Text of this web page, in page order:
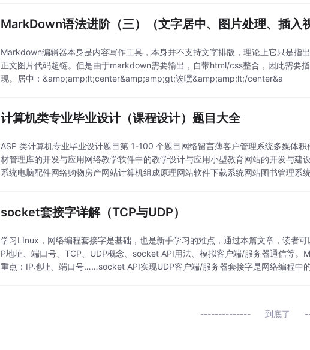
MarkDown语法进阶（三）（文字居中、图片处理、插入
Markdown编辑器本身是内容写作工具，本身并不支持文字排版，理论上它只是指
正文图片代码超链。但是由于markdown需要输出，自带html/css整合，因此需要
现。居中：&amp;amp;lt;center&amp;amp;gt;诶嘿&amp;amp;lt;/center&a
计算机类专业毕业设计（课程设计）题目大全
ASP 类计算机专业毕业设计题目第 1-100 个题目网络留言薄客户管理系统多媒体
材管理库的开发与应用网络教学软件中的教学设计与应用小型教育网站的开发与建
系统电脑配件网络购物房产网站计算机组成原理网站软件下载系统网站图书管理系
socket套接字详解（TCP与UDP）
学习LInux，网络编程套接字是基础，也是新手学习的难点，通过本篇文章，读者
P地址、端口号、TCP、UDP概念、socket API用法、模拟客户端/服务器通信等
重点：IP地址、端口号……socket API实现UDP客户端/服务器套接字是网络编程中
到底了